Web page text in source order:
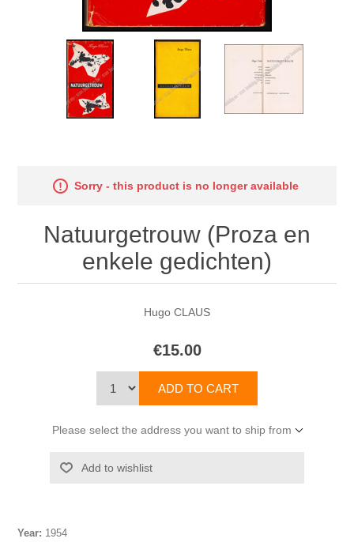
Sorry - this product is no longer available
Natuurgetrouw (Proza en
enkele gedichten)
Hugo CLAUS
€15.00
Please select the address you want to ship from
Year: 1954